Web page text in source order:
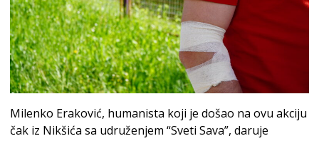
Milenko Eraković, humanista koji je došao na ovu akciju
čak iz Nikšića sa udruženjem “Sveti Sava”, daruje